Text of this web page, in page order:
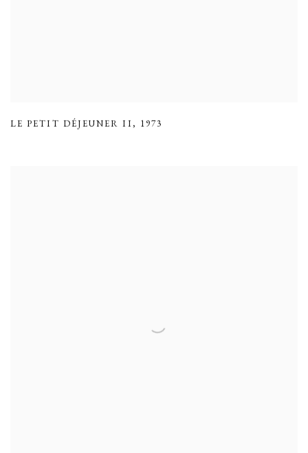
LE PETIT DÉJEUNER II, 1973